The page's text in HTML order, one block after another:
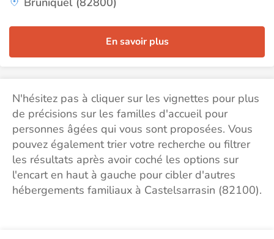
En savoir plus
N'hésitez pas à cliquer sur les vignettes pour plus
de précisions sur les familles d'accueil pour
personnes âgées qui vous sont proposées. Vous
pouvez également trier votre recherche ou filtrer
les résultats après avoir coché les options sur
l'encart en haut à gauche pour cibler d'autres
hébergements familiaux à Castelsarrasin (82100).